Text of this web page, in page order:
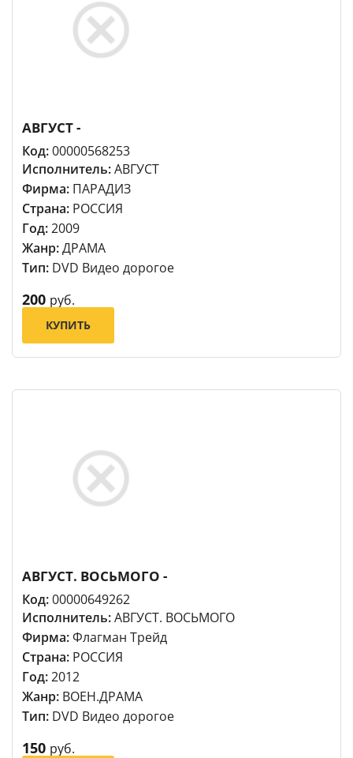
АВГУСТ -
Код:00000568253
Исполнитель:АВГУСТ
Фирма: ПАРАДИЗ
Страна: РОССИЯ
Год:2009
Жанр:ДРАМА
Тип: DVD Видео дорогое
200 руб.
КУПИТЬ
АВГУСТ. ВОСЬМОГО -
Код:00000649262
Исполнитель:АВГУСТ. ВОСЬМОГО
Фирма:Флагман Трейд
Страна: РОССИЯ
Год:2012
Жанр: ВОЕН.ДРАМА
Тип: DVD Видео дорогое
150 руб.